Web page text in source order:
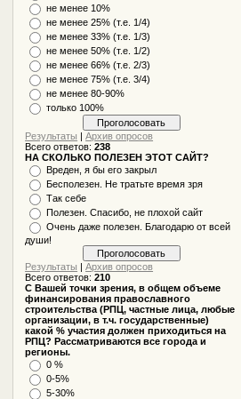
не менее 10%
не менее 25% (т.е. 1/4)
не менее 33% (т.е. 1/3)
не менее 50% (т.е. 1/2)
не менее 66% (т.е. 2/3)
не менее 75% (т.е. 3/4)
не менее 80-90%
только 100%
Результаты |Архив опросов
Всего ответов:238
НА СКОЛЬКО ПОЛЕЗЕН ЭТОТ САЙТ?
Вреден, я бы его закрыл
Бесполезен. Не тратьте время зря
Так себе
Полезен. Спасибо, не плохой сайт
Очень даже полезен. Благодарю от всей
души!
Результаты |Архив опросов
Всего ответов:210
С Вашей точки зрения, в общем объеме
финансирования православного
строительства (РПЦ, частные лица, любые
организации, в т.ч. государственные)
какой % участия должен приходиться на
РПЦ? Рассматриваются все города и
регионы.
0 %
0-5%
5-30%